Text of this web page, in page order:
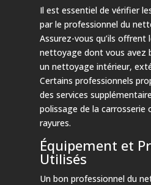
Il est essentiel de vérifier
par le professionnel du
Assurez-vous qu’ils offrent
nettoyage dont vous avez
un nettoyage intérieur,
Certains professionnels
des services
polissage de la
rayures.
Équipement et
Utilisés
Un bon professionnel du